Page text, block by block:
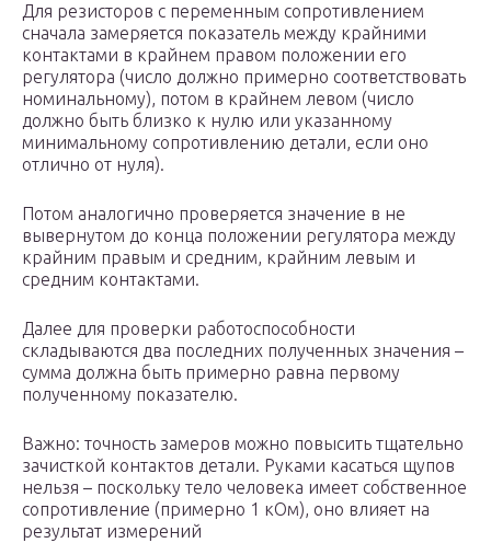
Для резисторов с переменным сопротивлением
сначала замеряется показатель между крайними
контактами в крайнем правом положении его
регулятора (число должно примерно соответствовать
номинальному), потом в крайнем левом (число
должно быть близко к нулю или указанному
минимальному сопротивлению детали, если оно
отлично от нуля).
Потом аналогично проверяется значение в не
вывернутом до конца положении регулятора между
крайним правым и средним, крайним левым и
средним контактами.
Далее для проверки работоспособности
складываются два последних полученных значения –
сумма должна быть примерно равна первому
полученному показателю.
Важно: точность замеров можно повысить тщательно
зачисткой контактов детали. Руками касаться щупов
нельзя – поскольку тело человека имеет собственное
сопротивление (примерно 1 кОм), оно влияет на
результат измерений